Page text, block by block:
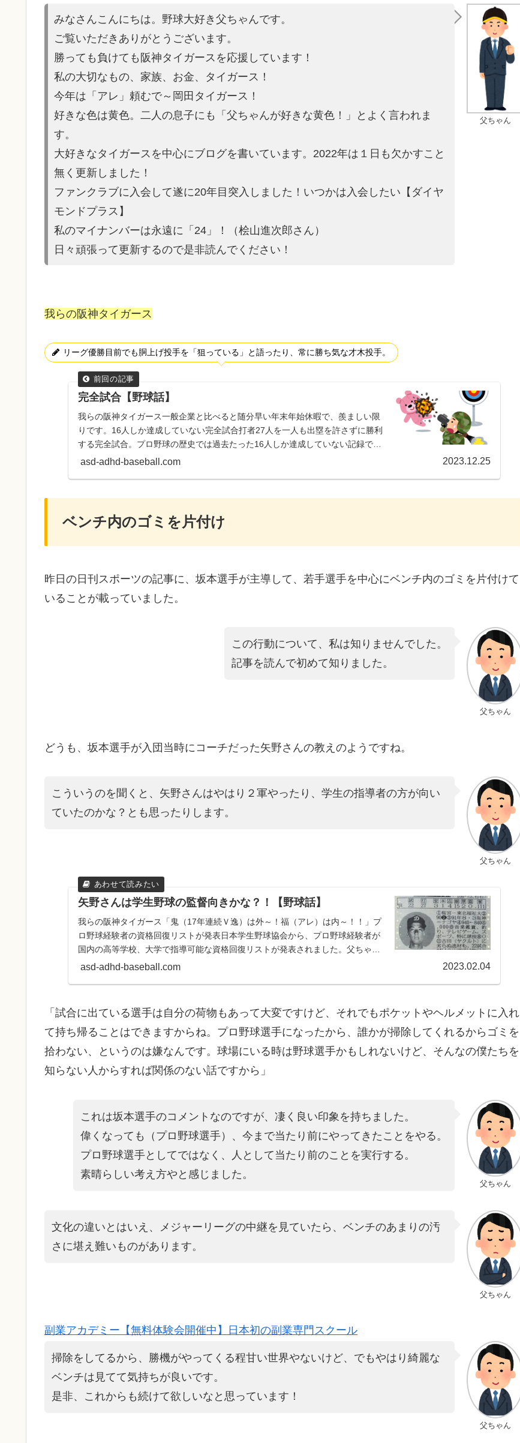
父ちゃん
みなさんこんにちは。野球大好き父ちゃんです。
ご覧いただきありがとうございます。
勝っても負けても阪神タイガースを応援しています！
私の大切なもの、家族、お金、タイガース！
今年は「アレ」頼むで～岡田タイガース！
好きな色は黄色。二人の息子にも「父ちゃんが好きな黄色！」とよ く言われま
す。
大好きなタイガースを中心にブログを書いています。2022年は １日も欠かすこと
無く更新しました！
ファンクラブに入会して遂に20年目突入しました！いつかは入会 したい【ダイヤ
モンドプラス】
私のマイナンバーは永遠に「24」！（桧山進次郎さん）
日々頑張って更新するので是非読んでください！
我らの阪神タイガース
リーグ優勝目前でも胴上げ投手を「狙っている」と語ったり、常に勝ち気な才木投手。
完全試合【野球話】
我らの阪神タイガース一般企業と比べると随分早い年末年始休暇で、羨ましい限
りです。16人しか達成していない完全試合打者27人を一人も出塁を許さずに勝利
する完全試合。プロ野球の歴史では過去たった16人しか達成していない記録で、
近年では昨年マリー...
asd-adhd-baseball.com 2023.12.25
ベンチ内のゴミを片付け
昨日の日刊スポーツの記事に、坂本選手が主導して、若手選手を中心にベンチ内のゴミを片付けて
いることが載っていました。
父ちゃん
この行動について、私は知りませんでした。
記事を読んで初めて知りました。
どうも、坂本選手が入団当時にコーチだった矢野さんの教えのようですね。
父ちゃん
こういうのを聞くと、矢野さんはやはり２軍やったり、学生の指導者の方が向い
ていたのかな？とも思ったりします。
矢野さんは学生野球の監督向きかな？！【野球話】
我らの阪神タイガース「鬼（17年連続Ｖ逸）は外～！福（アレ）は内～！！」プ
ロ野球経験者の資格回復リストが発表日本学生野球協会から、プロ野球経験者が
国内の高等学校、大学で指導可能な資格回復リストが発表されました。父ちゃん
昨シーズンまで、タイガ...
asd-adhd-baseball.com 2023.02.04
「試合に出ている選手は自分の荷物もあって大変ですけど、それでもポケットやヘルメットに入れ
て持ち帰ることはできますからね。プロ野球選手になったから、誰かが掃除してくれるからゴミを
拾わない、というのは嫌なんです。球場にいる時は野球選手かもしれないけど、そんなの僕たちを
知らない人からすれば関係のない話ですから」
父ちゃん
これは坂本選手のコメントなのですが、凄く良い印象を持ちました。
偉くなっても（プロ野球選手）、今まで当たり前にやってきたことをやる。
プロ野球選手としてではなく、人として当たり前のことを実行する。
素晴らしい考え方やと感じました。
父ちゃん
文化の違いとはいえ、メジャーリーグの中継を見ていたら、ベンチのあまりの汚
さに堪え難いものがあります。
副業アカデミー【無料体験会開催中】日本初の副業専門スクール
父ちゃん
掃除をしてるから、勝機がやってくる程甘い世界やないけど、でもやはり綺麗な
ベンチは見てて気持ちが良いです。
是非、これからも続けて欲しいなと思っています！